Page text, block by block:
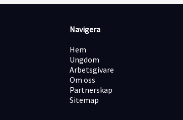
Navigera
Hem
Ungdom
Arbetsgivare
Om oss
Partnerskap
Sitemap